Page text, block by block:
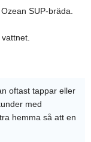
SUP-bräda.
oftast tappar eller
med
hemma så att en